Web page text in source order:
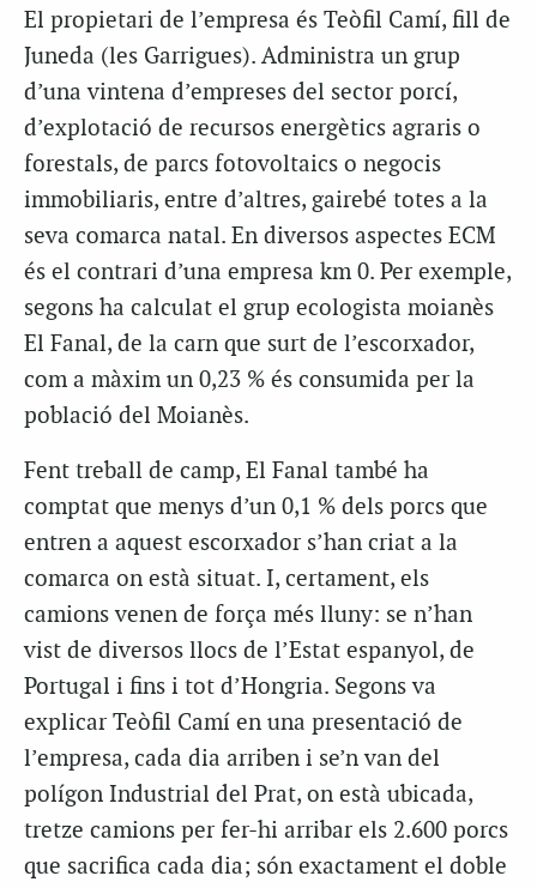
El propietari de l’empresa és Teòfil Camí, fill de
Juneda (les Garrigues). Administra un grup
d’una vintena d’empreses del sector porcí,
d’explotació de recursos energètics agraris o
forestals, de parcs fotovoltaics o negocis
immobiliaris, entre d’altres, gairebé totes a la
seva comarca natal. En diversos aspectes ECM
és el contrari d’una empresa km 0. Per exemple,
segons ha calculat el grup ecologista moianès
El Fanal, de la carn que surt de l’escorxador,
com a màxim un 0,23 % és consumida per la
població del Moianès.
Fent treball de camp, El Fanal també ha
comptat que menys d’un 0,1 % dels porcs que
entren a aquest escorxador s’han criat a la
comarca on està situat. I, certament, els
camions venen de força més lluny: se n’han
vist de diversos llocs de l’Estat espanyol, de
Portugal i fins i tot d’Hongria. Segons va
explicar Teòfil Camí en una presentació de
l’empresa, cada dia arriben i se’n van del
polígon Industrial del Prat, on està ubicada,
tretze camions per fer-hi arribar els 2.600 porcs
que sacrifica cada dia; són exactament el doble